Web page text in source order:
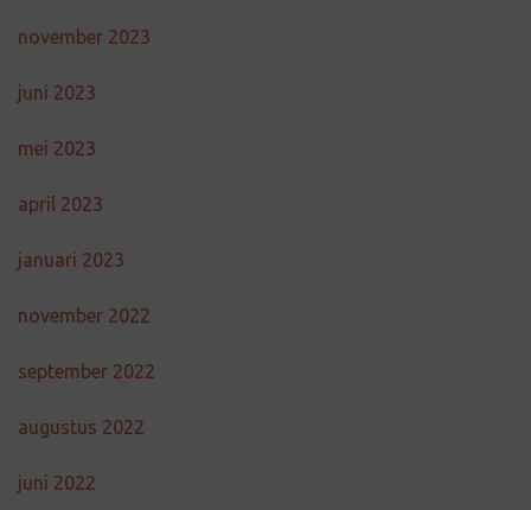
november 2023
juni 2023
mei 2023
april 2023
januari 2023
november 2022
september 2022
augustus 2022
juni 2022